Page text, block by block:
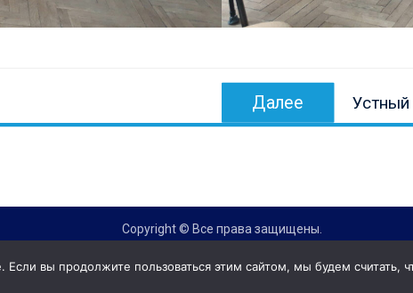
Далее
запись:
Устный
Copyright © Все права защищены.
вы продолжите пользоваться этим сайтом, мы будем считать,